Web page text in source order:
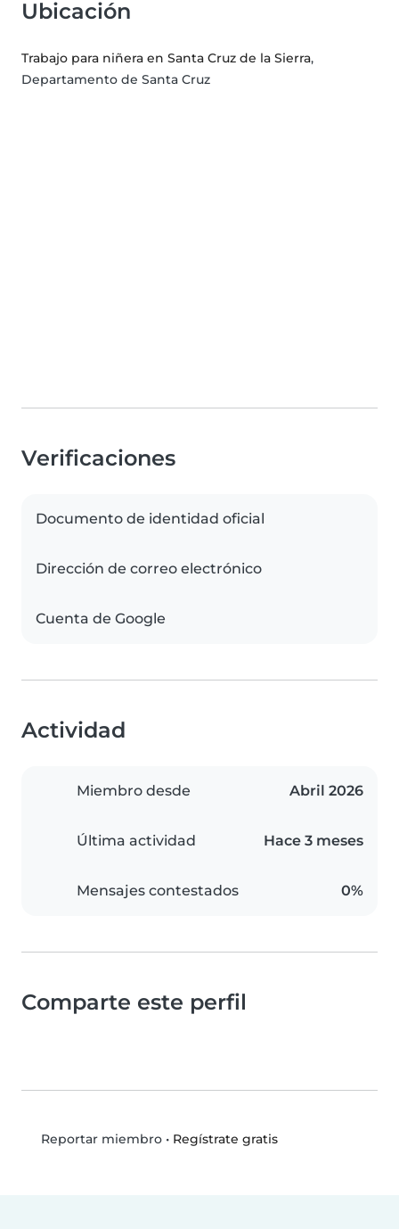
Ubicación
Trabajo para niñera en Santa Cruz de la Sierra,
Departamento de Santa Cruz
Verificaciones
Documento de identidad oficial
Dirección de correo electrónico
Cuenta de Google
Actividad
Miembro desde Abril 2026
Última actividad Hace 3 meses
Mensajes contestados 0%
Comparte este perfil
Reportar miembro• Regístrate gratis